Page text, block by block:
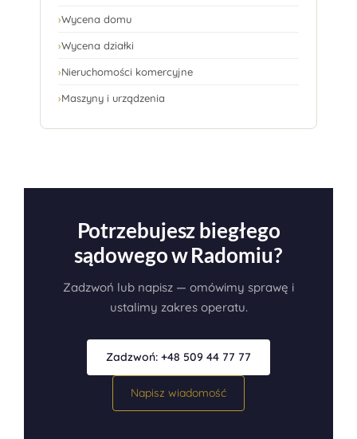
›Wycena domu
›Wycena działki
›Nieruchomości komercyjne
›Maszyny i urządzenia
Potrzebujesz biegłego
sądowego w Radomiu?
Zadzwoń lub napisz — omówimy sprawę i
ustalimy zakres operatu.
Zadzwoń: +48 509 44 77 77
Napisz wiadomość